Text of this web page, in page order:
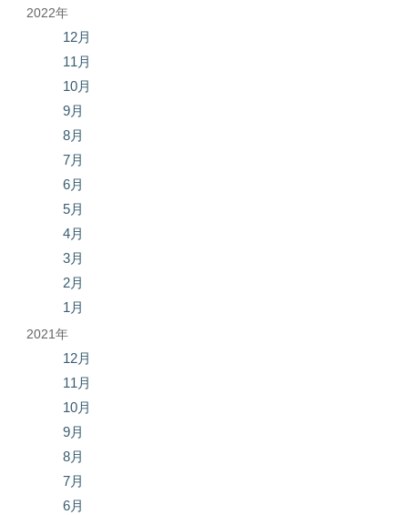
2022年
12月
11月
10月
9月
8月
7月
6月
5月
4月
3月
2月
1月
2021年
12月
11月
10月
9月
8月
7月
6月